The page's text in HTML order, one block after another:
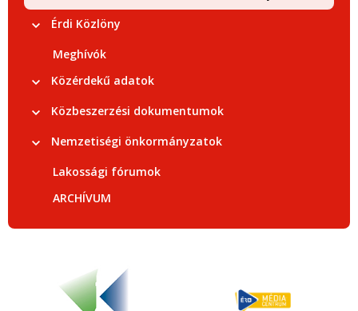
Érdi Közlöny
Meghívók
Közérdekű adatok
Közbeszerzési dokumentumok
Nemzetiségi önkormányzatok
Lakossági fórumok
ARCHÍVUM